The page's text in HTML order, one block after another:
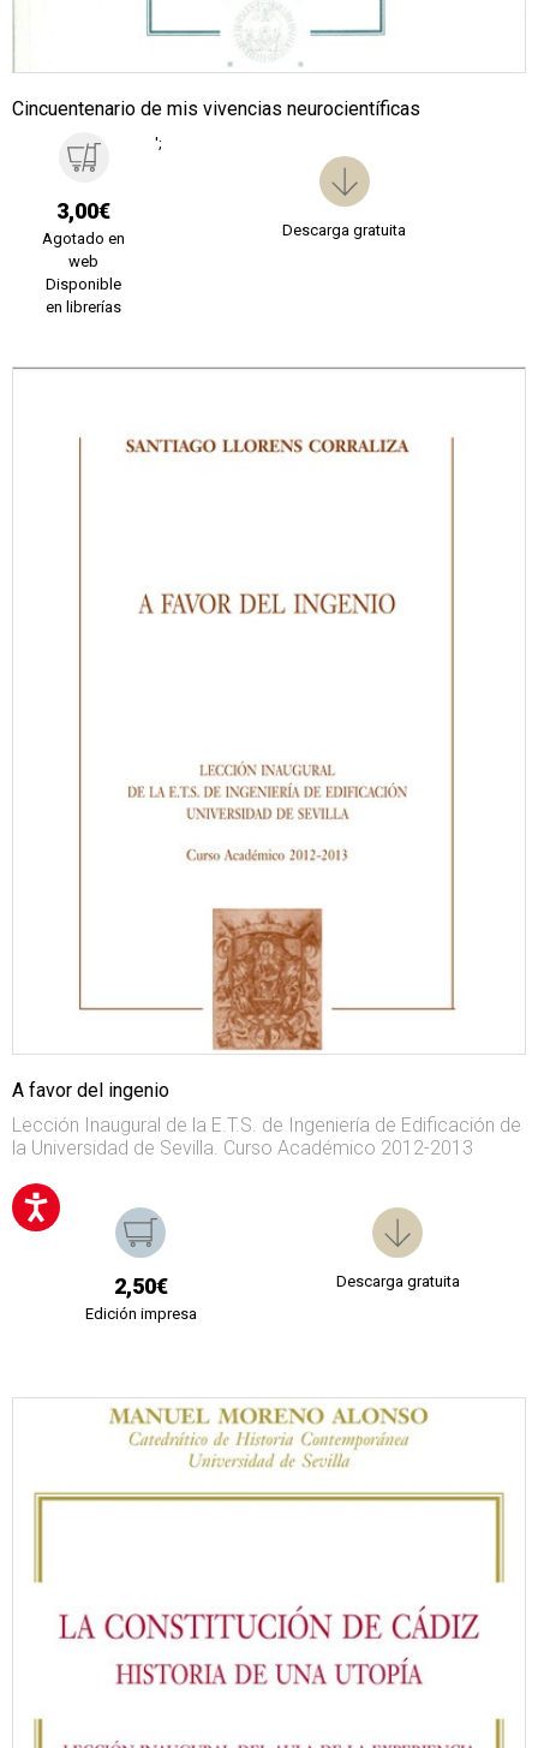
Cincuentenario de mis vivencias neurocientíficas
3,00€
Agotado en
web
Disponible
en librerías
';
Descarga gratuita
A favor del ingenio
Lección Inaugural de la E.T.S. de Ingeniería de Edificación de
la Universidad de Sevilla. Curso Académico 2012-2013
2,50€
Edición impresa
Descarga gratuita